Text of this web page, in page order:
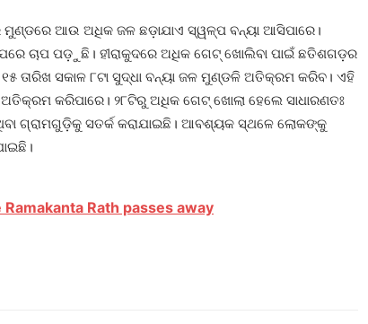
ଆଉ ଅଧିକ ଜଳ ଛଡ଼ାଯାଏ ସ୍ୱଳ୍ପ ବନ୍ୟା ଆସିପାରେ।
ଚାପ ପଡ଼ୁଛି। ହୀରାକୁଦରେ ଅଧିକ ଗେଟ୍ ଖୋଲିବା ପାଇଁ ଛତିଶଗଡ଼ର
ତାରିଖ ସକାଳ ୮ଟା ସୁଦ୍ଧା ବନ୍ୟା ଜଳ ମୁଣ୍ଡଳି ଅତିକ୍ରମ କରିବ। ଏହି
କରିପାରେ। ୨୮ଟିରୁ ଅଧିକ ଗେଟ୍ ଖୋଲା ହେଲେ ସାଧାରଣତଃ
ଗ୍ରାମଗୁଡ଼ିକୁ ସତର୍କ କରାଯାଇଛି। ଆବଶ୍ୟକ ସ୍ଥଳେ ଲୋକଙ୍କୁ
Rath passes away